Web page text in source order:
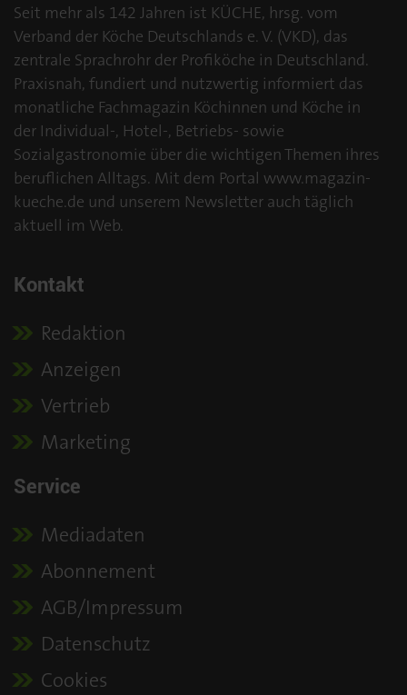
Seit mehr als 142 Jahren ist KÜCHE, hrsg. vom
Verband der Köche Deutschlands e. V. (VKD), das
zentrale Sprachrohr der Profiköche in Deutschland.
Praxisnah, fundiert und nutzwertig informiert das
monatliche Fachmagazin Köchinnen und Köche in
der Individual-, Hotel-, Betriebs- sowie
Sozialgastronomie über die wichtigen Themen ihres
beruflichen Alltags. Mit dem Portal www.magazin-
kueche.de und unserem Newsletter auch täglich
aktuell im Web.
Kontakt
Redaktion
Anzeigen
Vertrieb
Marketing
Service
Mediadaten
Abonnement
AGB/Impressum
Datenschutz
Cookies